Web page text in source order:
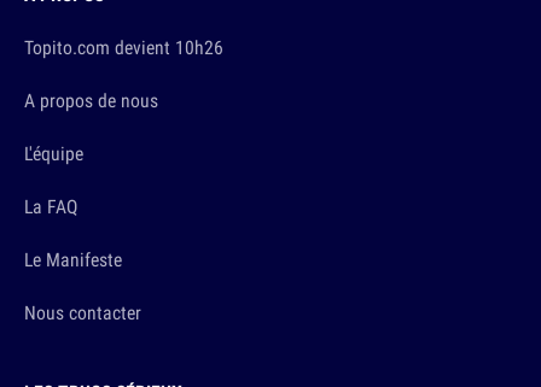
Topito.com devient 10h26
A propos de nous
L'équipe
La FAQ
Le Manifeste
Nous contacter